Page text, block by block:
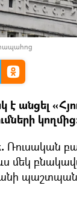
է անցել
Ռուսական
մեկ